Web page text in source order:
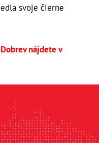
svoje čierne
nájdete v